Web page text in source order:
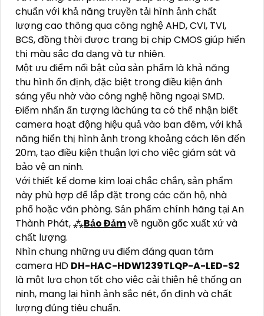
chuẩn với khả năng truyền tải hình ảnh chất
lượng cao thông qua công nghệ AHD, CVI, TVI,
BCS, đồng thời được trang bị chip CMOS giúp hiển
thị màu sắc đa dạng và tự nhiên.
Một ưu điểm nổi bật của sản phẩm là khả năng
thu hình ổn định, đặc biệt trong điều kiện ánh
sáng yếu nhờ vào công nghệ hồng ngoại SMD.
Điểm nhấn ấn tượng làchúng ta có thể nhận biết
camera hoạt động hiệu quả vào ban đêm, với khả
năng hiển thị hình ảnh trong khoảng cách lên đến
20m, tạo điều kiện thuận lợi cho việc giám sát và
bảo vệ an ninh.
Với thiết kế dome kim loại chắc chắn, sản phẩm
này phù hợp để lắp đặt trong các căn hộ, nhà
phố hoặc văn phòng. Sản phẩm chính hãng tại An
Thành Phát, ⁂Bảo Đảmvề nguồn gốc xuất xứ và
chất lượng.
Nhìn chung những ưu điểm đáng quan tâm
camera HD DH-HAC-HDW1239TLQP-A-LED-S2
là một lựa chọn tốt cho việc cải thiện hệ thống an
ninh, mang lại hình ảnh sắc nét, ổn định và chất
lượng đúng tiêu chuẩn.